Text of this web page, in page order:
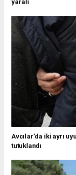
Avcılar’da iki ayrı
tutuklandı